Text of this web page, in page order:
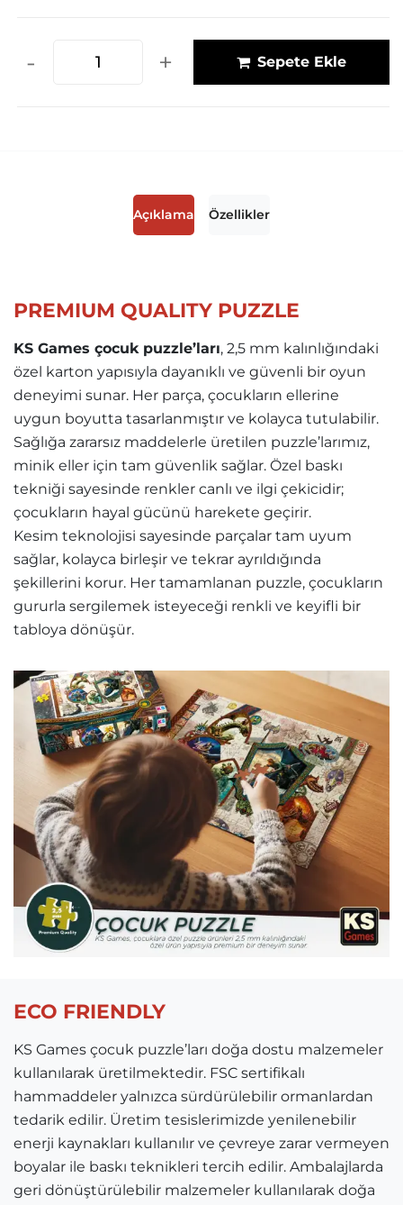
- + Sepete Ekle
Açıklama Özellikler
PREMIUM QUALITY PUZZLE
KS Games çocuk puzzle’ları, 2,5 mm kalınlığındaki
özel karton yapısıyla dayanıklı ve güvenli bir oyun
deneyimi sunar. Her parça, çocukların ellerine
uygun boyutta tasarlanmıştır ve kolayca tutulabilir.
Sağlığa zararsız maddelerle üretilen puzzle’larımız,
minik eller için tam güvenlik sağlar. Özel baskı
tekniği sayesinde renkler canlı ve ilgi çekicidir;
çocukların hayal gücünü harekete geçirir.
Kesim teknolojisi sayesinde parçalar tam uyum
sağlar, kolayca birleşir ve tekrar ayrıldığında
şekillerini korur. Her tamamlanan puzzle, çocukların
gururla sergilemek isteyeceği renkli ve keyifli bir
tabloya dönüşür.
ECO FRIENDLY
KS Games çocuk puzzle’ları doğa dostu malzemeler
kullanılarak üretilmektedir. FSC sertifikalı
hammaddeler yalnızca sürdürülebilir ormanlardan
tedarik edilir. Üretim tesislerimizde yenilenebilir
enerji kaynakları kullanılır ve çevreye zarar vermeyen
boyalar ile baskı teknikleri tercih edilir. Ambalajlarda
geri dönüştürülebilir malzemeler kullanılarak doğa